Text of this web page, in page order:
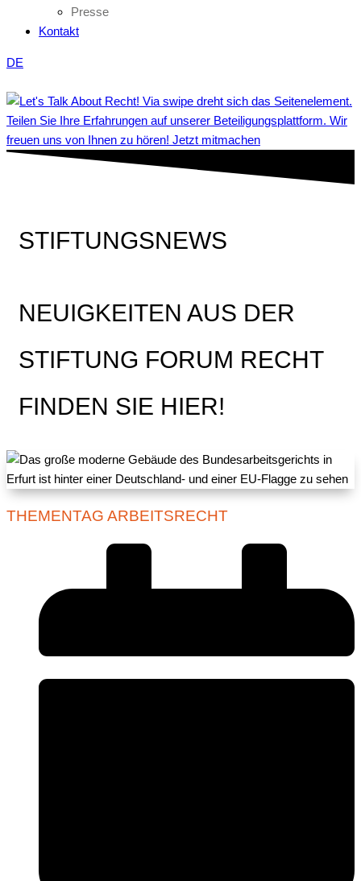
Presse
Kontakt
DE
Teilen Sie Ihre Erfahrungen auf unserer Beteiligungsplattform. Wir
freuen uns von Ihnen zu hören! Jetzt mitmachen
STIFTUNGSNEWS
NEUIGKEITEN AUS DER
STIFTUNG FORUM RECHT
FINDEN SIE HIER!
THEMENTAG ARBEITSRECHT